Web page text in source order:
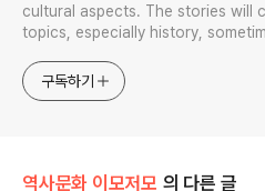
cultural aspects. The stories will
topics, especially history,
approach will be to resist any
generalized viewpoint
구독하기
역사문화 이모저모 의 다른 글